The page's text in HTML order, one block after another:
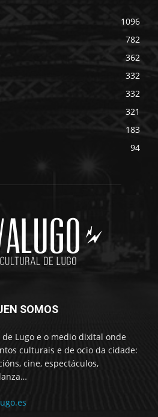
1096
782
362
332
332
321
183
94
SOMOS
Lugo e o medio dixital onde
culturais e de ocio da cidade:
cine, espectáculos,